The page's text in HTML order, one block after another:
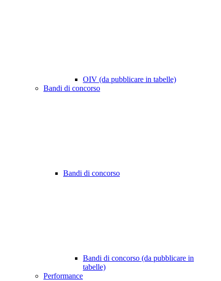
OIV (da pubblicare in tabelle)
Bandi di concorso
Bandi di concorso
Bandi di concorso (da pubblicare in
tabelle)
Performance